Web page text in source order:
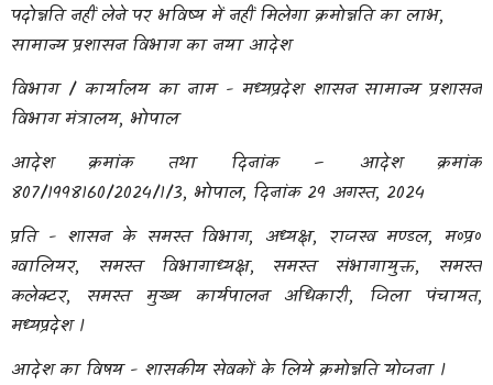
पदोन्नति नहीं लेने पर भविष्य में नहीं मिलेगा क्रमोन्नति का लाभ,
सामान्य प्रशासन विभाग का नया आदेश
विभाग / कार्यालय का नाम - मध्यप्रदेश शासन सामान्य प्रशासन
विभाग मंत्रालय, भोपाल
आदेश क्रमांक तथा दिनांक – आदेश क्रमांक
807/1998160/2024/1/3, भोपाल, दिनांक 29 अगस्त, 2024
प्रति - शासन के समस्त विभाग, अध्यक्ष, राजस्व मण्डल, म०प्र०
ग्वालियर, समस्त विभागाध्यक्ष, समस्त संभागायुक्त, समस्त
कलेक्टर, समस्त मुख्य कार्यपालन अधिकारी, जिला पंचायत,
मध्यप्रदेश ।
आदेश का विषय - शासकीय सेवकों के लिये क्रमोन्नति योजना ।